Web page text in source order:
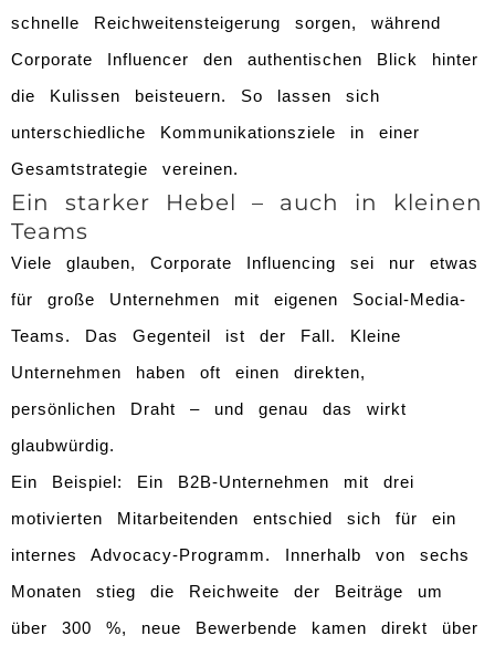
schnelle Reichweitensteigerung sorgen, während
Corporate Influencer den authentischen Blick hinter
die Kulissen beisteuern. So lassen sich
unterschiedliche Kommunikationsziele in einer
Gesamtstrategie vereinen.
Ein starker Hebel – auch in kleinen
Teams
Viele glauben, Corporate Influencing sei nur etwas
für große Unternehmen mit eigenen Social-Media-
Teams. Das Gegenteil ist der Fall. Kleine
Unternehmen haben oft einen direkten,
persönlichen Draht – und genau das wirkt
glaubwürdig.
Ein Beispiel: Ein B2B-Unternehmen mit drei
motivierten Mitarbeitenden entschied sich für ein
internes Advocacy-Programm. Innerhalb von sechs
Monaten stieg die Reichweite der Beiträge um
über 300 %, neue Bewerbende kamen direkt über